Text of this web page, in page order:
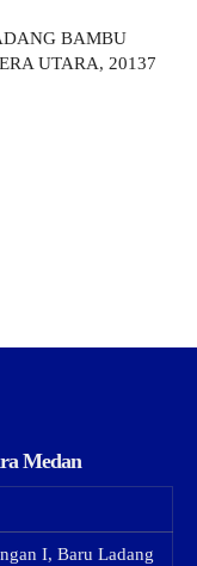
BAMBU
UTARA, 20137
Medan
I, Baru Ladang